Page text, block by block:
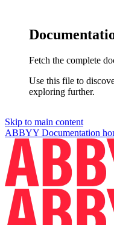
Fetch the complete
Use this file to
exploring further.
Skip to main content
ABBYY Documentation